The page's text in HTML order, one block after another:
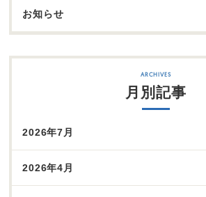
お知らせ
月別記事
2026年7月
2026年4月